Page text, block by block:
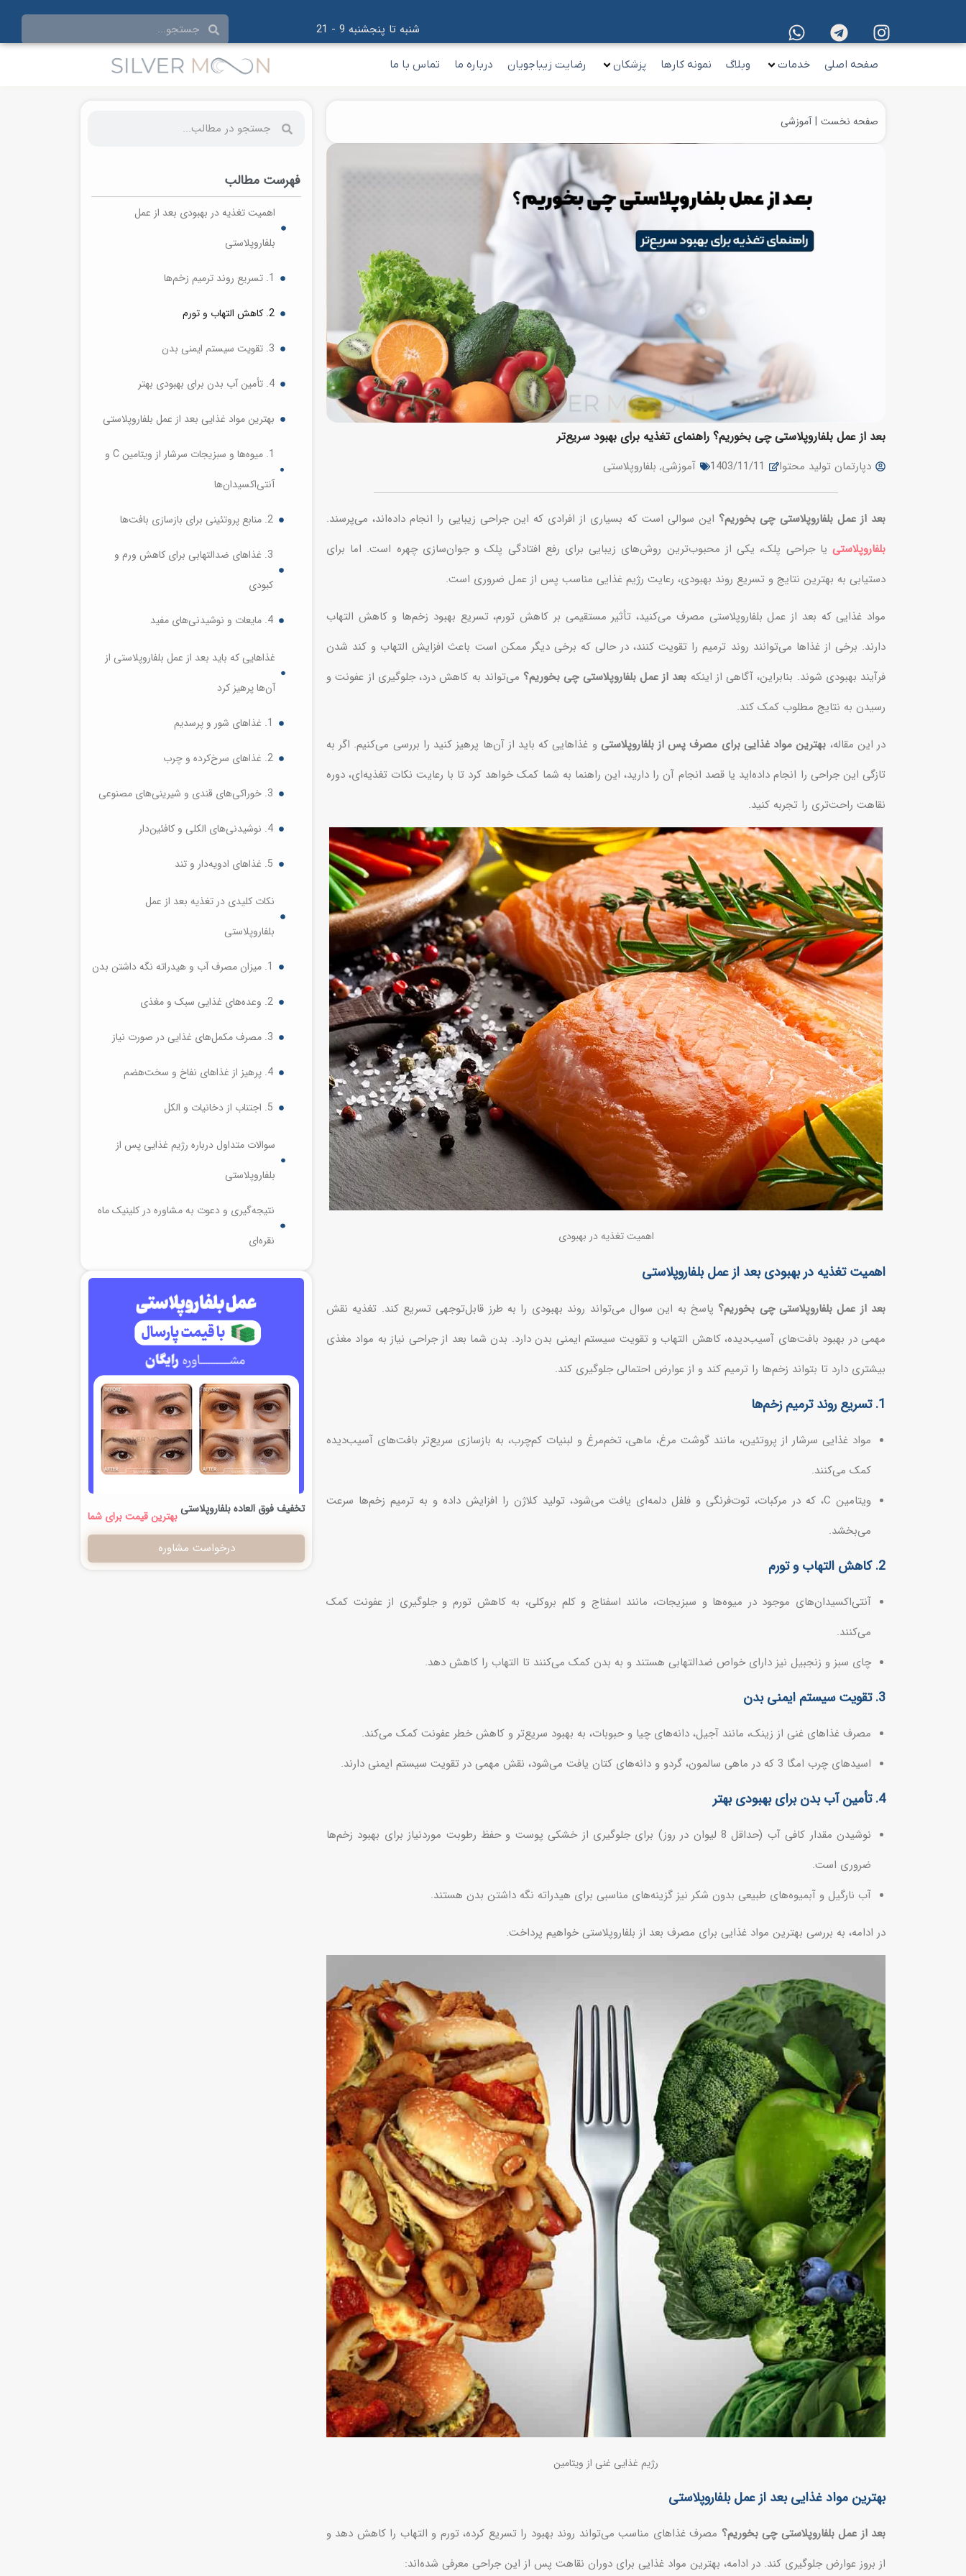
شنبه تا پنجشنبه 9 - 21
صفحه اصلی خدمات وبلاگ نمونه کارها پزشکان رضایت زیباجویان درباره ما تماس با ما
مکان شما:
صفحه نخست آموزشی
بعد از عمل بلفاروپلاستی چی بخوریم؟ راهنمای تغذیه برای بهبود سریع‌تر
دپارتمان تولید محتوا 1403/11/11 آموزشی, بلفاروپلاستی
بعد از عمل بلفاروپلاستی چی بخوریم؟ این سوالی است که بسیاری از افرادی که این جراحی زیبایی را انجام داده‌اند، می‌پرسند.
بلفاروپلاستی یا جراحی پلک، یکی از محبوب‌ترین روش‌های زیبایی برای رفع افتادگی پلک و جوان‌سازی چهره است. اما برای
دستیابی به بهترین نتایج و تسریع روند بهبودی، رعایت رژیم غذایی مناسب پس از عمل ضروری است.
مواد غذایی که بعد از عمل بلفاروپلاستی مصرف می‌کنید، تأثیر مستقیمی بر کاهش تورم، تسریع بهبود زخم‌ها و کاهش التهاب
دارند. برخی از غذاها می‌توانند روند ترمیم را تقویت کنند، در حالی که برخی دیگر ممکن است باعث افزایش التهاب و کند شدن
فرآیند بهبودی شوند. بنابراین، آگاهی از اینکه بعد از عمل بلفاروپلاستی چی بخوریم؟ می‌تواند به کاهش درد، جلوگیری از عفونت و
رسیدن به نتایج مطلوب کمک کند.
در این مقاله، بهترین مواد غذایی برای مصرف پس از بلفاروپلاستی و غذاهایی که باید از آن‌ها پرهیز کنید را بررسی می‌کنیم. اگر به
تازگی این جراحی را انجام داده‌اید یا قصد انجام آن را دارید، این راهنما به شما کمک خواهد کرد تا با رعایت نکات تغذیه‌ای، دوره
نقاهت راحت‌تری را تجربه کنید.
اهمیت تغذیه در بهبودی
اهمیت تغذیه در بهبودی بعد از عمل بلفاروپلاستی
بعد از عمل بلفاروپلاستی چی بخوریم؟ پاسخ به این سوال می‌تواند روند بهبودی را به طرز قابل‌توجهی تسریع کند. تغذیه نقش
مهمی در بهبود بافت‌های آسیب‌دیده، کاهش التهاب و تقویت سیستم ایمنی بدن دارد. بدن شما بعد از جراحی نیاز به مواد مغذی
بیشتری دارد تا بتواند زخم‌ها را ترمیم کند و از عوارض احتمالی جلوگیری کند.
1. تسریع روند ترمیم زخم‌ها
مواد غذایی سرشار از پروتئین، مانند گوشت مرغ، ماهی، تخم‌مرغ و لبنیات کم‌چرب، به بازسازی سریع‌تر بافت‌های آسیب‌دیده
کمک می‌کنند.
ویتامین C، که در مرکبات، توت‌فرنگی و فلفل دلمه‌ای یافت می‌شود، تولید کلاژن را افزایش داده و به ترمیم زخم‌ها سرعت
می‌بخشد.
2. کاهش التهاب و تورم
آنتی‌اکسیدان‌های موجود در میوه‌ها و سبزیجات، مانند اسفناج و کلم بروکلی، به کاهش تورم و جلوگیری از عفونت کمک
می‌کنند.
چای سبز و زنجبیل نیز دارای خواص ضدالتهابی هستند و به بدن کمک می‌کنند تا التهاب را کاهش دهد.
3. تقویت سیستم ایمنی بدن
مصرف غذاهای غنی از زینک، مانند آجیل، دانه‌های چیا و حبوبات، به بهبود سریع‌تر و کاهش خطر عفونت کمک می‌کند.
اسیدهای چرب امگا 3 که در ماهی سالمون، گردو و دانه‌های کتان یافت می‌شود، نقش مهمی در تقویت سیستم ایمنی دارند.
4. تأمین آب بدن برای بهبودی بهتر
نوشیدن مقدار کافی آب (حداقل 8 لیوان در روز) برای جلوگیری از خشکی پوست و حفظ رطوبت موردنیاز برای بهبود زخم‌ها
ضروری است.
آب نارگیل و آبمیوه‌های طبیعی بدون شکر نیز گزینه‌های مناسبی برای هیدراته نگه داشتن بدن هستند.
در ادامه، به بررسی بهترین مواد غذایی برای مصرف بعد از بلفاروپلاستی خواهیم پرداخت.
رژیم غذایی غنی از ویتامین
بهترین مواد غذایی بعد از عمل بلفاروپلاستی
بعد از عمل بلفاروپلاستی چی بخوریم؟ مصرف غذاهای مناسب می‌تواند روند بهبود را تسریع کرده، تورم و التهاب را کاهش دهد و
از بروز عوارض جلوگیری کند. در ادامه، بهترین مواد غذایی برای دوران نقاهت پس از این جراحی معرفی شده‌اند:
فهرست مطالب
اهمیت تغذیه در بهبودی بعد از عمل
بلفاروپلاستی
1. تسریع روند ترمیم زخم‌ها
2. کاهش التهاب و تورم
3. تقویت سیستم ایمنی بدن
4. تأمین آب بدن برای بهبودی بهتر
بهترین مواد غذایی بعد از عمل بلفاروپلاستی
1. میوه‌ها و سبزیجات سرشار از ویتامین C و
آنتی‌اکسیدان‌ها
2. منابع پروتئینی برای بازسازی بافت‌ها
3. غذاهای ضدالتهابی برای کاهش ورم و
کبودی
4. مایعات و نوشیدنی‌های مفید
غذاهایی که باید بعد از عمل بلفاروپلاستی از
آن‌ها پرهیز کرد
1. غذاهای شور و پرسدیم
2. غذاهای سرخ‌کرده و چرب
3. خوراکی‌های قندی و شیرینی‌های مصنوعی
4. نوشیدنی‌های الکلی و کافئین‌دار
5. غذاهای ادویه‌دار و تند
نکات کلیدی در تغذیه بعد از عمل
بلفاروپلاستی
1. میزان مصرف آب و هیدراته نگه داشتن بدن
2. وعده‌های غذایی سبک و مغذی
3. مصرف مکمل‌های غذایی در صورت نیاز
4. پرهیز از غذاهای نفاخ و سخت‌هضم
5. اجتناب از دخانیات و الکل
سوالات متداول درباره رژیم غذایی پس از
بلفاروپلاستی
نتیجه‌گیری و دعوت به مشاوره در کلینیک ماه
نقره‌ای
تخفیف فوق العاده بلفاروپلاستیبهترین قیمت برای شما
درخواست مشاوره